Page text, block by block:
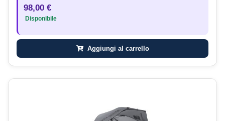
98,00 €
Disponibile
Aggiungi al carrello